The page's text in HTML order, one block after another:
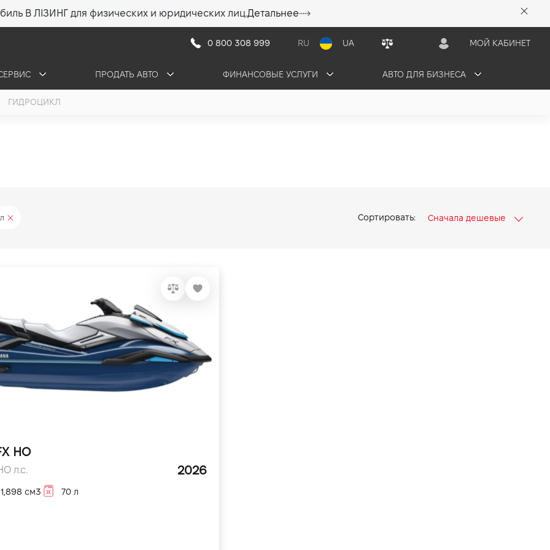
В ЛІЗИНГ для физических и юридических лиц.Детальнее
0 800 308 999 RU UA МОЙ КАБИНЕТ
ПРОДАТЬ АВТО ФИНАНСОВЫЕ УСЛУГИ АВТО ДЛЯ БИЗНЕСА
ГИДРОЦИКЛ
Сортировать: Сначала дешевые
HO
л.с. 2026
1,898 см3 70 л